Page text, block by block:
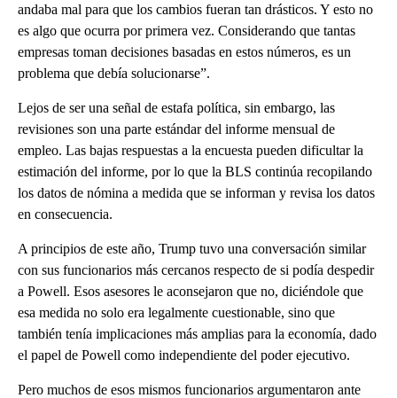
andaba mal para que los cambios fueran tan drásticos. Y esto no
es algo que ocurra por primera vez. Considerando que tantas
empresas toman decisiones basadas en estos números, es un
problema que debía solucionarse”.
Lejos de ser una señal de estafa política, sin embargo, las
revisiones son una parte estándar del informe mensual de
empleo. Las bajas respuestas a la encuesta pueden dificultar la
estimación del informe, por lo que la BLS continúa recopilando
los datos de nómina a medida que se informan y revisa los datos
en consecuencia.
A principios de este año, Trump tuvo una conversación similar
con sus funcionarios más cercanos respecto de si podía despedir
a Powell. Esos asesores le aconsejaron que no, diciéndole que
esa medida no solo era legalmente cuestionable, sino que
también tenía implicaciones más amplias para la economía, dado
el papel de Powell como independiente del poder ejecutivo.
Pero muchos de esos mismos funcionarios argumentaron ante